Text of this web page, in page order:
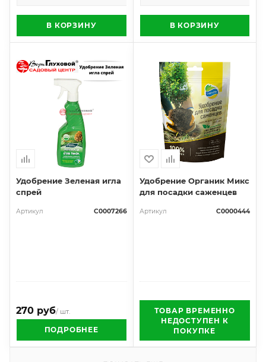
В КОРЗИНУ В КОРЗИНУ
Удобрение Зеленая игла
спрей
Артикул С0007266
270 руб/ шт.
ПОДРОБНЕЕ
Удобрение Органик Микс
для посадки саженцев
Артикул С0000444
ТОВАР ВРЕМЕННО
НЕДОСТУПЕН К
ПОКУПКЕ